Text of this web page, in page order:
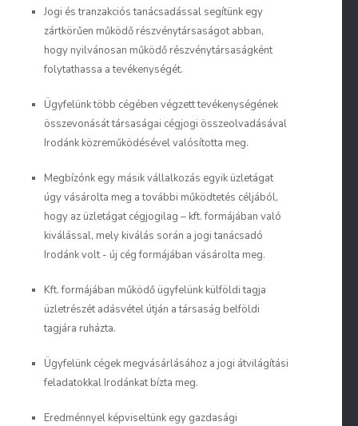
Jogi és tranzakciós tanácsadással segítünk egy
zártkörűen működő részvénytársaságot abban,
hogy nyilvánosan működő részvénytársaságként
folytathassa a tevékenységét.
Ügyfelünk több cégében végzett tevékenységének
összevonását társaságai cégjogi összeolvadásával
Irodánk közreműködésével valósította meg.
Megbízónk egy másik vállalkozás egyik üzletágat
úgy vásárolta meg a további működtetés céljából,
hogy az üzletágat cégjogilag – kft. formájában való
kiválással, mely kiválás során a jogi tanácsadó
Irodánk volt - új cég formájában vásárolta meg.
Kft. formájában működő ügyfelünk külföldi tagja
üzletrészét adásvétel útján a társaság belföldi
tagjára ruházta.
Ügyfelünk cégek megvásárlásához a jogi átvilágítási
feladatokkal Irodánkat bízta meg.
Eredménnyel képviseltünk egy gazdasági